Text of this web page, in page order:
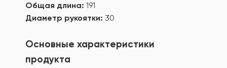
Общая длина: 191
Диаметр рукоятки: 30
Основные характеристики
продукта